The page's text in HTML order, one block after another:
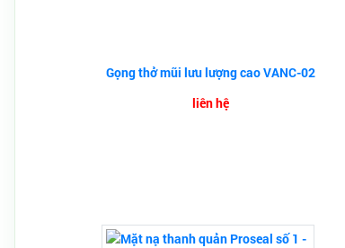
Gọng thở mũi lưu lượng cao VANC-02
liên hệ